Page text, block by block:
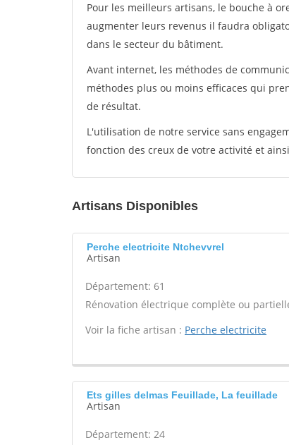
Pour les meilleurs artisans, le bouche à
augmenter leurs revenus il faudra
dans le secteur du bâtiment.
Avant internet, les méthodes de
méthodes plus ou moins efficaces qui
de résultat.
L'utilisation de notre service sans
fonction des creux de votre activité et
Artisans Disponibles
Perche electricite Ntchevvrel
Artisan
Département: 61
Rénovation électrique complète ou
Voir la fiche artisan : Perche electricite
Ets gilles delmas Feuillade, La feuillade
Artisan
Département: 24